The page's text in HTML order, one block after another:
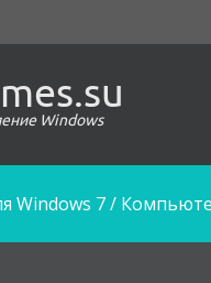
Windows
Windows 7/